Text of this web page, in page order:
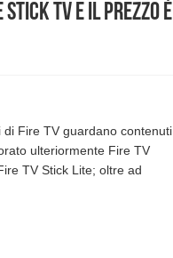
TV e il prezzo è
Fire TV guardano contenuti
ulteriormente Fire TV
TV Stick Lite; oltre ad